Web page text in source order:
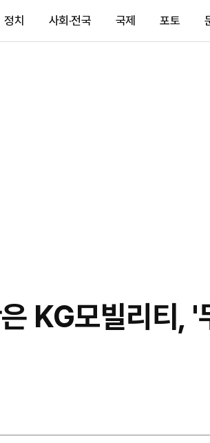
정치 사회·전국 국제 포토
KG모빌리티, '